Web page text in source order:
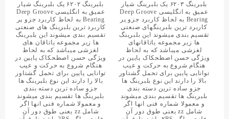
بلبرینگ ۶۲۰۲ یک بلبرینگ شیار
عمیق به انگلیسی Deep Groove
Bearing به لحاظ کاربرد جزو پر
کاربرد ترین بلبرینگ های صنعتی
تقسیم بندی میشوند این بلبرینگ
ها زیر مجموعه یاتاقان های
لغزشی میباشد که به لحاظ
ویژگی حسن اصطحکاک پایین در
هنگام شروع به حرکت و عیب
توانایی پایین برای تحمل گشتاور
بالا را دارند این نوع بلبرینگ ها
جزو ساده ترین دسته بندی
بلبرینگ ها تقسیم بندی میشوند
و معمولا شماره فنی انها اگر
شامل zz یعنی طوق دور آن
بلبرینگ ۶۲۰۳ یک بلبرینگ شیار
عمیق به انگلیسی Deep Groove
Bearing به لحاظ کاربرد جزو پر
کاربرد ترین بلبرینگهای صنعتی
تقسیم بندی میشوند این بلبرینگ
ها زیر مجموعه یاتاقانهای
لغزشی میباشد که به لحاظ
ویژگی حسن اصطحکاک پایین در
هنگام شروع به حرکت و عیب
توانایی پایین برای تحمل گشتاور
بالا را دارند این نوع بلبرینگ ها
جزو ساده ترین دسته بندی
بلبرینگ ها تقسیم بندی میشوند
و معمولا شماره فنی انها اگر
شامل zz یعنی طوق دور آن